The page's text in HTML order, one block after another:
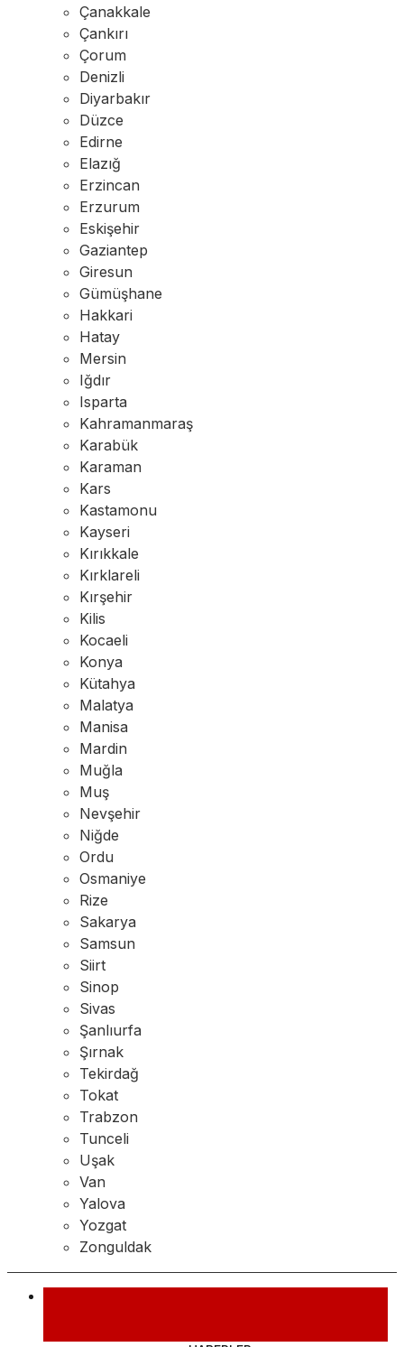
Çanakkale
Çankırı
Çorum
Denizli
Diyarbakır
Düzce
Edirne
Elazığ
Erzincan
Erzurum
Eskişehir
Gaziantep
Giresun
Gümüşhane
Hakkari
Hatay
Mersin
Iğdır
Isparta
Kahramanmaraş
Karabük
Karaman
Kars
Kastamonu
Kayseri
Kırıkkale
Kırklareli
Kırşehir
Kilis
Kocaeli
Konya
Kütahya
Malatya
Manisa
Mardin
Muğla
Muş
Nevşehir
Niğde
Ordu
Osmaniye
Rize
Sakarya
Samsun
Siirt
Sinop
Sivas
Şanlıurfa
Şırnak
Tekirdağ
Tokat
Trabzon
Tunceli
Uşak
Van
Yalova
Yozgat
Zonguldak